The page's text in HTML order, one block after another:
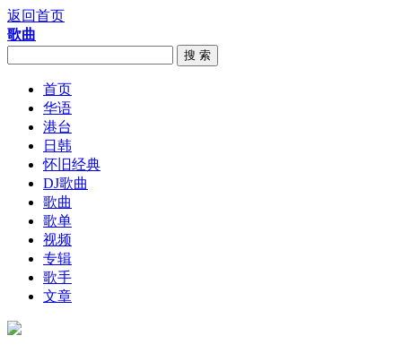
返回首页
歌曲
搜 索
首页
华语
港台
日韩
怀旧经典
DJ歌曲
歌曲
歌单
视频
专辑
歌手
文章